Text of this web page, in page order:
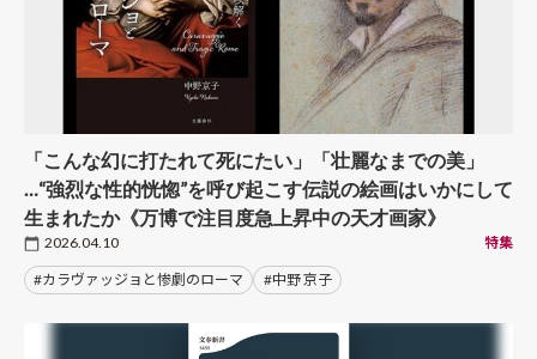
「こんな幻に打たれて死にたい」「壮麗なまでの美」
…“強烈な性的恍惚”を呼び起こす伝説の絵画はいかにして
生まれたか《万博で注目度急上昇中の天才画家》
2026.04.10 特集
#カラヴァッジョと惨劇のローマ #中野 京子